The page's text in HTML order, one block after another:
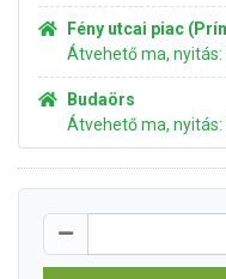
Fény utcai piac
Átvehető ma, nyitás:
Budaörs
Átvehető ma, nyitás: